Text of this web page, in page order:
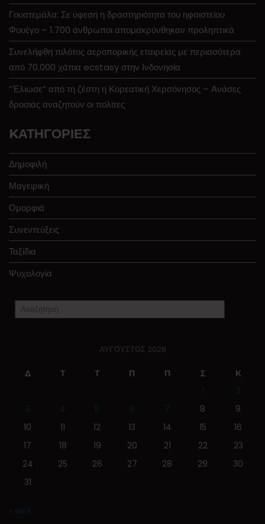
Γουατεμάλα: Σε ύφεση η δραστηριότητα του ηφαιστείου
Φουέγο – 1.700 άνθρωποι απομακρύνθηκαν προληπτικά
Συνελήφθη πιλότος αεροπορικής εταιρείας με περισσότερα
από 70.000 χάπια ecstasy στην Ινδονησία
“Έλιωσε” από τη ζέστη η Κορεατική Χερσόνησος – Ανάσες
δροσιάς αναζητούν οι πολίτες
KΑΤΗΓΟΡΊΕΣ
Δημοφιλή
Μαγειρική
Ομορφιά
Συνεντεύξεις
Ταξίδια
Ψυχολογία
ΑΎΓΟΥΣΤΟΣ 2026
Δ Τ Τ Π Π Σ
Κ
1
2
3
4 5 6 7 8
9
10
11 12 13 14 15
16
17
18 19 20 21 22
23
24
25 26 27 28 29
30
31
« Ιούλ